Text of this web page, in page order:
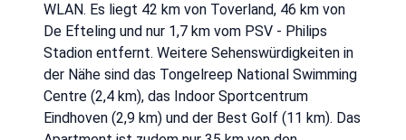
WLAN. Es liegt 42 km von Toverland, 46 km von
De Efteling und nur 1,7 km vom PSV - Philips
Stadion entfernt. Weitere Sehenswürdigkeiten in
der Nähe sind das Tongelreep National Swimming
Centre (2,4 km), das Indoor Sportcentrum
Eindhoven (2,9 km) und der Best Golf (11 km). Das